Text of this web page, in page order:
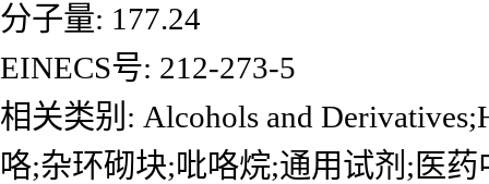
分子量: 177.24
EINECS号: 212-273-5
相关类别: Alcohols and
咯;杂环砌块;吡咯烷;通用试剂;医药